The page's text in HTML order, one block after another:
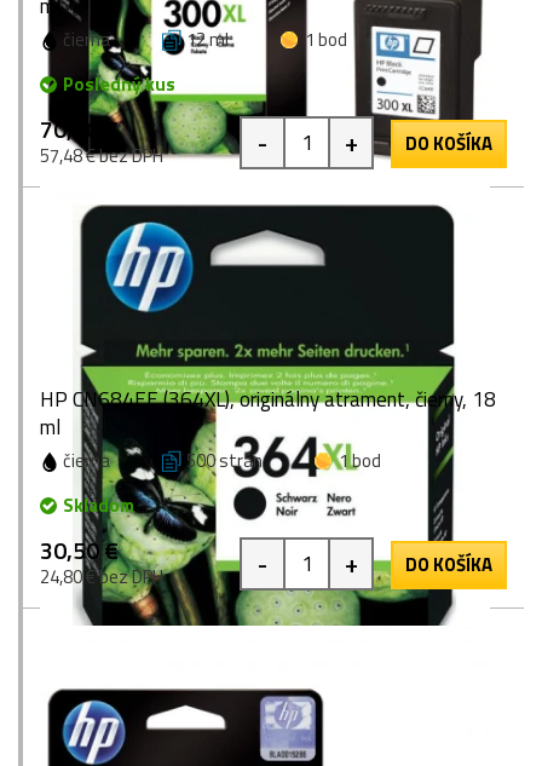
čierna 12 ml
1 bod
Posledný kus
70,70 €
57,48 € bez DPH - + DO KOŠÍKA
HP CN684EE (364XL), originálny atrament, čierny, 18
ml
čierna 500 strán
1 bod
Skladom
30,50 €
24,80 € bez DPH - + DO KOŠÍKA